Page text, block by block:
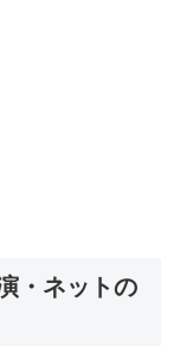
・ネットの